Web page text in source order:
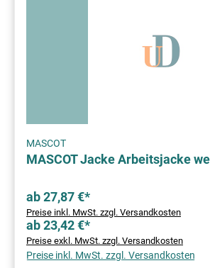
MASCOT
MASCOT Jacke Arbeitsjacke
ab 27,87 €*
Preise inkl. MwSt. zzgl. Versandkosten
ab 23,42 €*
Preise exkl. MwSt. zzgl. Versandkosten
Preise inkl. MwSt. zzgl. Versandkosten